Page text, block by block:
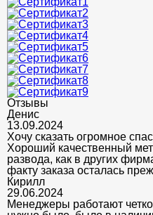
Отзывы
Денис
13.09.2024
Хочу сказать огромное
Хороший качественный
развода, как в других
факту заказа осталась
Кирилл
29.06.2024
Менеджеры работают